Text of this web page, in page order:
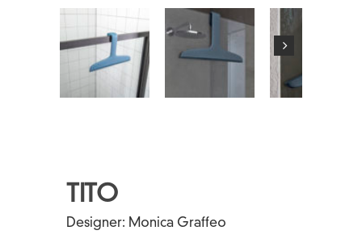
TITO
Designer: Monica Graffeo